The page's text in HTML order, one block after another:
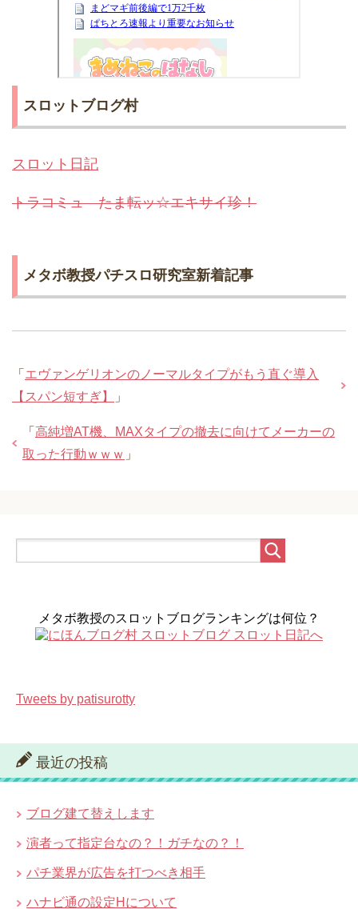
スロットブログ村
スロット日記
トラコミュ たま転ッ☆エキサイ珍！
メタボ教授パチスロ研究室新着記事
「 エヴァンゲリオンのノーマルタイプがもう直ぐ導入
【スパン短すぎ】
」
「 高純増AT機、MAXタイプの撤去に向けてメーカーの
取った行動ｗｗｗ 」
メタボ教授のスロットブログランキングは何位？
Tweets by patisurotty
最近の投稿
ブログ建て替えします
演者って指定台なの？！ガチなの？！
パチ業界が広告を打つべき相手
ハナビ通の設定Hについて